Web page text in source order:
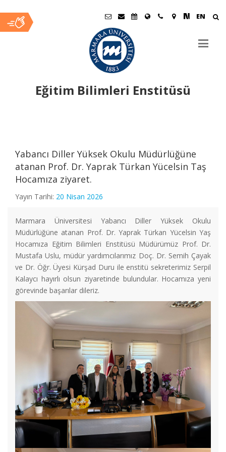
EN
Eğitim Bilimleri Enstitüsü
İçerik
Yabancı Diller Yüksek Okulu Müdürlüğüne
atanan Prof. Dr. Yaprak Türkan Yücelsin Taş
Hocamıza ziyaret.
Yayın Tarihi: 20 Nisan 2026
Marmara Üniversitesi Yabancı Diller Yüksek Okulu
Müdürlüğüne atanan Prof. Dr. Yaprak Türkan Yücelsin Yaş
Hocamıza Eğitim Bilimleri Enstitüsü Müdürümüz Prof. Dr.
Mustafa Uslu, müdür yardımcılarımız Doç. Dr. Semih Çayak
ve Dr. Öğr. Üyesi Kürşad Duru ile enstitü sekreterimiz Serpil
Kalaycı hayırlı olsun ziyaretinde bulundular. Hocamıza yeni
görevinde başarılar dileriz.